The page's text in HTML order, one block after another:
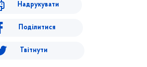
Надрукувати
Поділитися
Твітнути